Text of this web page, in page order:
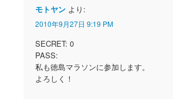
モトヤン より:
2010年9月27日 9:19 PM
SECRET: 0
PASS:
私も徳島マラソンに参加します。
よろしく！